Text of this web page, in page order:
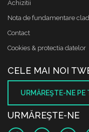
Achizitii
Nota de fundamentare
Contact
Cookies & protectia datelor
CELE MAI NOI
URMĂREŞTE-NE
URMĂREŞTE-NE